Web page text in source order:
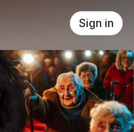
Sign in